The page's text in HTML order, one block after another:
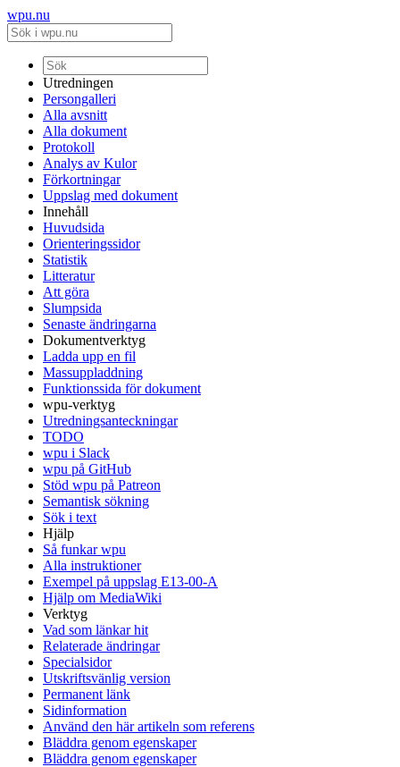
wpu.nu
Utredningen
Persongalleri
Alla avsnitt
Alla dokument
Protokoll
Analys av Kulor
Förkortningar
Uppslag med dokument
Innehåll
Huvudsida
Orienteringssidor
Statistik
Litteratur
Att göra
Slumpsida
Senaste ändringarna
Dokumentverktyg
Ladda upp en fil
Massuppladdning
Funktionssida för dokument
wpu-verktyg
Utredningsanteckningar
TODO
wpu i Slack
wpu på GitHub
Stöd wpu på Patreon
Semantisk sökning
Sök i text
Hjälp
Så funkar wpu
Alla instruktioner
Exempel på uppslag E13-00-A
Hjälp om MediaWiki
Verktyg
Vad som länkar hit
Relaterade ändringar
Specialsidor
Utskriftsvänlig version
Permanent länk
Sidinformation
Använd den här artikeln som referens
Bläddra genom egenskaper
Bläddra genom egenskaper